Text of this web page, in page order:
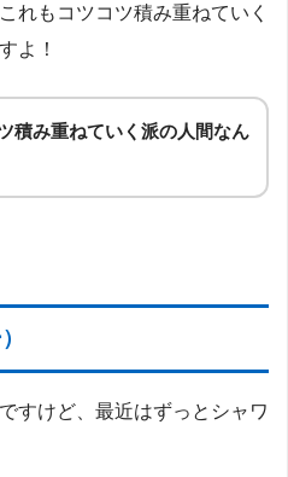
れもコツコツ積み重ねていく
よ！
積み重ねていく派の人間なん
すけど、最近はずっとシャワ